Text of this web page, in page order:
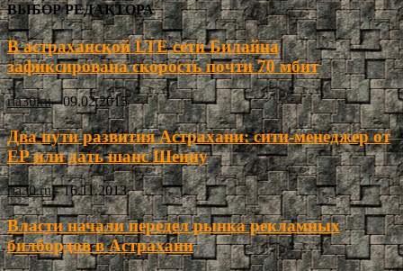
ВЫБОР РЕДАКТОРА
В астраханской LTE сети Билайна
зафиксирована скорость почти 70 мбит
ria30.ru - 09.02.2015
Два пути развития Астрахани: сити-менеджер от
ЕР или дать шанс Шеину
ria30.ru - 16.11.2013
Власти начали передел рынка рекламных
билбордов в Астрахани